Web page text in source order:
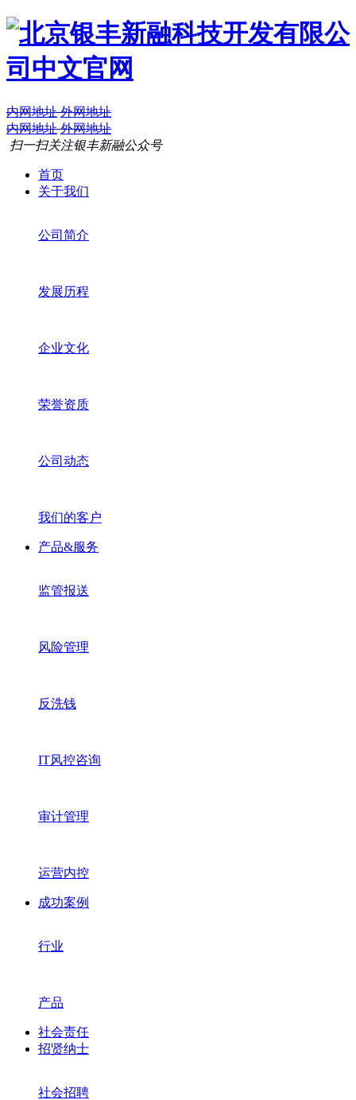
内网地址 外网地址
内网地址 外网地址
扫一扫关注银丰新融公众号
首页
关于我们
公司简介
发展历程
企业文化
荣誉资质
公司动态
我们的客户
产品&服务
监管报送
风险管理
反洗钱
IT风控咨询
审计管理
运营内控
成功案例
行业
产品
社会责任
招贤纳士
社会招聘